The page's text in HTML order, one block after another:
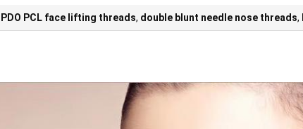
PDO PCL face lifting threads, double blunt needle nose threads,